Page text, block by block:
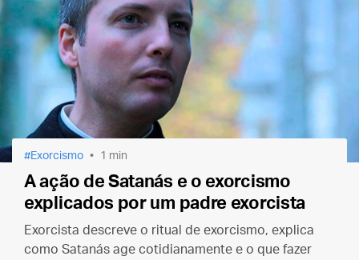
Vítima.
Exorcismo 1 min
A ação de Satanás e o exorcismo
explicados por um padre exorcista
Exorcista descreve o ritual de exorcismo, explica
como Satanás age cotidianamente e o que fazer